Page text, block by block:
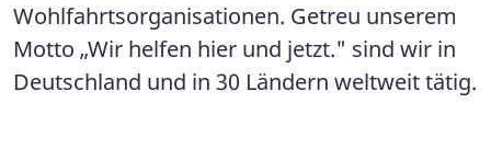
Wohlfahrtsorganisationen. Getreu unserem
Motto „Wir helfen hier und jetzt." sind wir in
Deutschland und in 30 Ländern weltweit tätig.